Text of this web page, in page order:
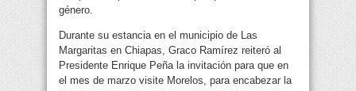
género.
Durante su estancia en el municipio de Las
Margaritas en Chiapas, Graco Ramírez reiteró al
Presidente Enrique Peña la invitación para que en
el mes de marzo visite Morelos, para encabezar la